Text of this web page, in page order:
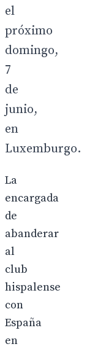
el
próximo
domingo,
7
de
junio,
en
Luxemburgo.
La
encargada
de
abanderar
al
club
hispalense
con
España
en